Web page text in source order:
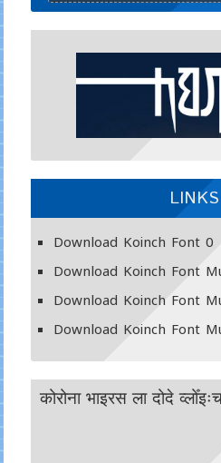
LINKS
Download Koinch Font0
Download Koinch Font
Download Koinch Font
Download Koinch Font
कोरोना भाइरस ला दोदे